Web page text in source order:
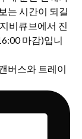
버스와 트레이